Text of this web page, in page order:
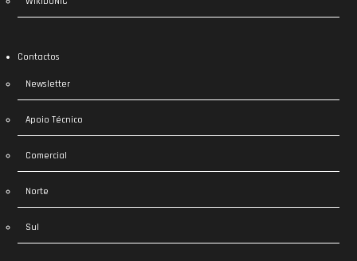
Contactos
Newsletter
Apoio Técnico
Comercial
Norte
Sul